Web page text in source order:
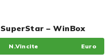
– WinBox
N.Vincite Euro